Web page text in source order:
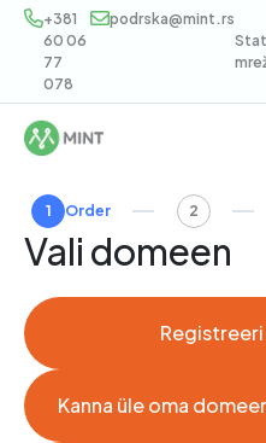
+381
60 06
77
078
podrska@mint.rs
1 Order 2
Vali domeen
Kanna üle oma